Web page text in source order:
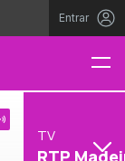
Entrar
TV
RTP